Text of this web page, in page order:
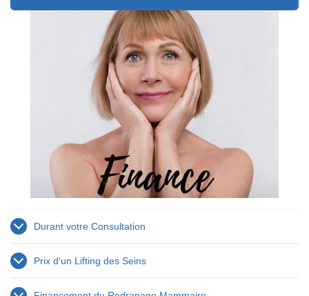
Durant votre Consultation
Prix d’un Lifting des Seins